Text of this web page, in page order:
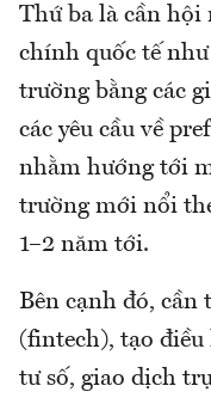
Thứ ba là cần
chính quốc tế
trường bằng các
các yêu cầu về
nhằm hướng tới
trường mới nổi
1–2 năm tới.
Bên cạnh đó,
(fintech), tạo
tư số, giao dịch